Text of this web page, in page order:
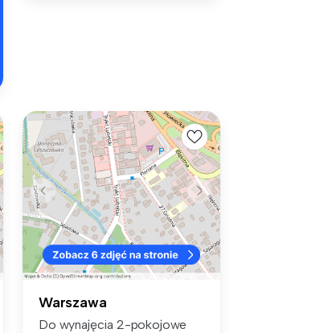
Warszawa
Do wynajęcia 2-pokojowe